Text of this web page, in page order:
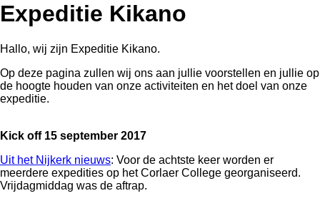
Expeditie Kikano
Hallo, wij zijn Expeditie Kikano.
Op deze pagina zullen wij ons aan jullie voorstellen en jullie op
de hoogte houden van onze activiteiten en het doel van onze
expeditie.
Kick off 15 september 2017
Uit het Nijkerk nieuws: Voor de achtste keer worden er
meerdere expedities op het Corlaer College georganiseerd.
Vrijdagmiddag was de aftrap.